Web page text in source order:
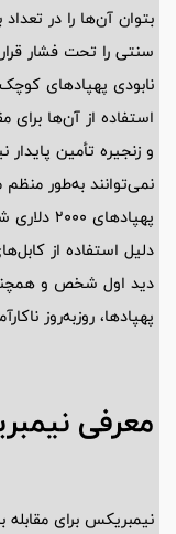
بتوان آن‌ها را در
نابودی پهپادهای
استفاده از آن‌ها برای
و زنجیره تأمین
دلیل استفاده از
دید اول شخص و
پهپادها، روزبه‌روز
معرفی
نیمبریکس برای